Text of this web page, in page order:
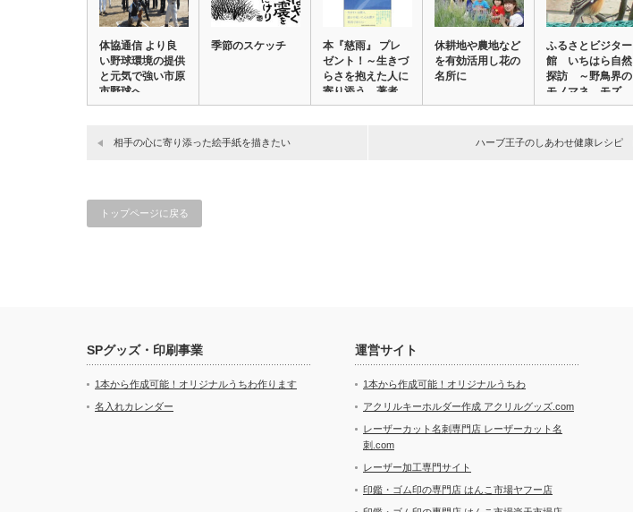
体協通信 より良
い野球環境の提供
と元気で強い市原
市野球へ
季節のスケッチ
本『慈雨』 プレ
ゼント！～生きづ
らさを抱えた人に
寄り添う 著者
の…
休耕地や農地など
を有効活用し花の
名所に
ふるさとビジター
館 いちはら自然
探訪 ～野鳥界の
モノマネ モズ
～…
相手の心に寄り添った絵手紙を描きたい ハーブ王子のしあわせ健康レシピ
トップページに戻る
SPグッズ・印刷事業
1本から作成可能！オリジナルうちわ作ります
名入れカレンダー
運営サイト
1本から作成可能！オリジナルうちわ
アクリルキーホルダー作成 アクリルグッズ.com
レーザーカット名刺専門店 レーザーカット名
刺.com
レーザー加工専門サイト
印鑑・ゴム印の専門店 はんこ市場ヤフー店